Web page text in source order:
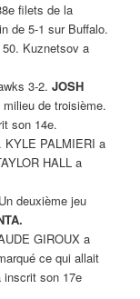
filets de la
de 5-1 sur Buffalo.
Kuznetsov a
3-2. JOSH
de troisième.
son 14e.
KYLE PALMIERI a
HALL a
deuxième jeu
GIROUX a
ce qui allait
inscrit son 17e